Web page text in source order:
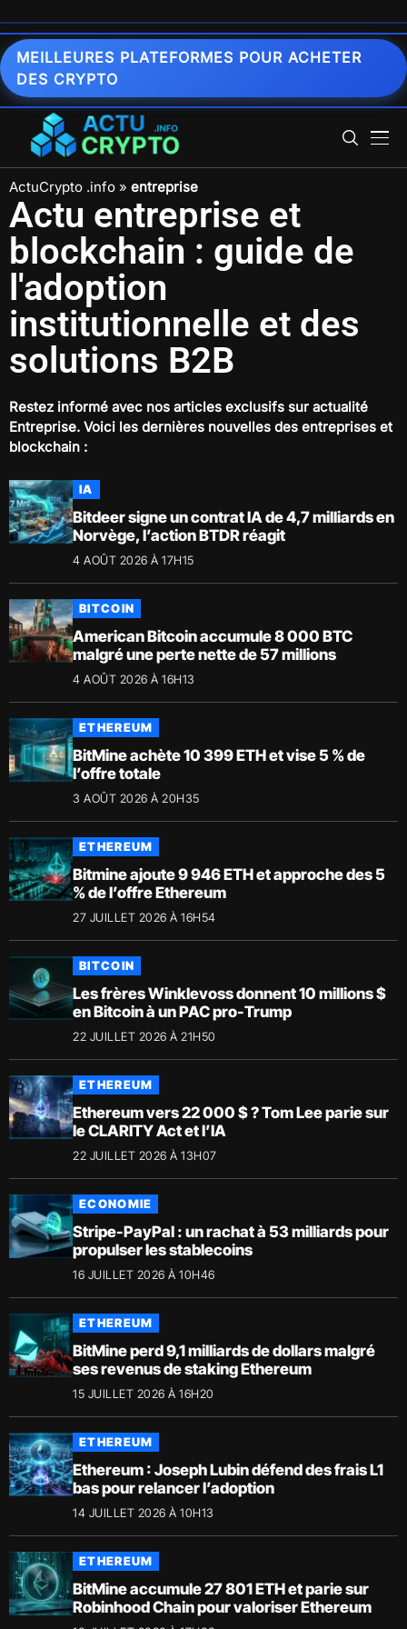
MEILLEURES PLATEFORMES POUR ACHETER
DES CRYPTO
ActuCrypto .info » entreprise
Actu entreprise et
blockchain : guide de
l'adoption
institutionnelle et des
solutions B2B
Restez informé avec nos articles exclusifs sur actualité
Entreprise. Voici les dernières nouvelles des entreprises et
blockchain :
IA
Bitdeer signe un contrat IA de 4,7 milliards en
Norvège, l’action BTDR réagit
4 AOÛT 2026 À 17H15
BITCOIN
American Bitcoin accumule 8 000 BTC
malgré une perte nette de 57 millions
4 AOÛT 2026 À 16H13
ETHEREUM
BitMine achète 10 399 ETH et vise 5 % de
l’offre totale
3 AOÛT 2026 À 20H35
ETHEREUM
Bitmine ajoute 9 946 ETH et approche des 5
% de l’offre Ethereum
27 JUILLET 2026 À 16H54
BITCOIN
Les frères Winklevoss donnent 10 millions $
en Bitcoin à un PAC pro-Trump
22 JUILLET 2026 À 21H50
ETHEREUM
Ethereum vers 22 000 $ ? Tom Lee parie sur
le CLARITY Act et l’IA
22 JUILLET 2026 À 13H07
ECONOMIE
Stripe-PayPal : un rachat à 53 milliards pour
propulser les stablecoins
16 JUILLET 2026 À 10H46
ETHEREUM
BitMine perd 9,1 milliards de dollars malgré
ses revenus de staking Ethereum
15 JUILLET 2026 À 16H20
ETHEREUM
Ethereum : Joseph Lubin défend des frais L1
bas pour relancer l’adoption
14 JUILLET 2026 À 10H13
ETHEREUM
BitMine accumule 27 801 ETH et parie sur
Robinhood Chain pour valoriser Ethereum